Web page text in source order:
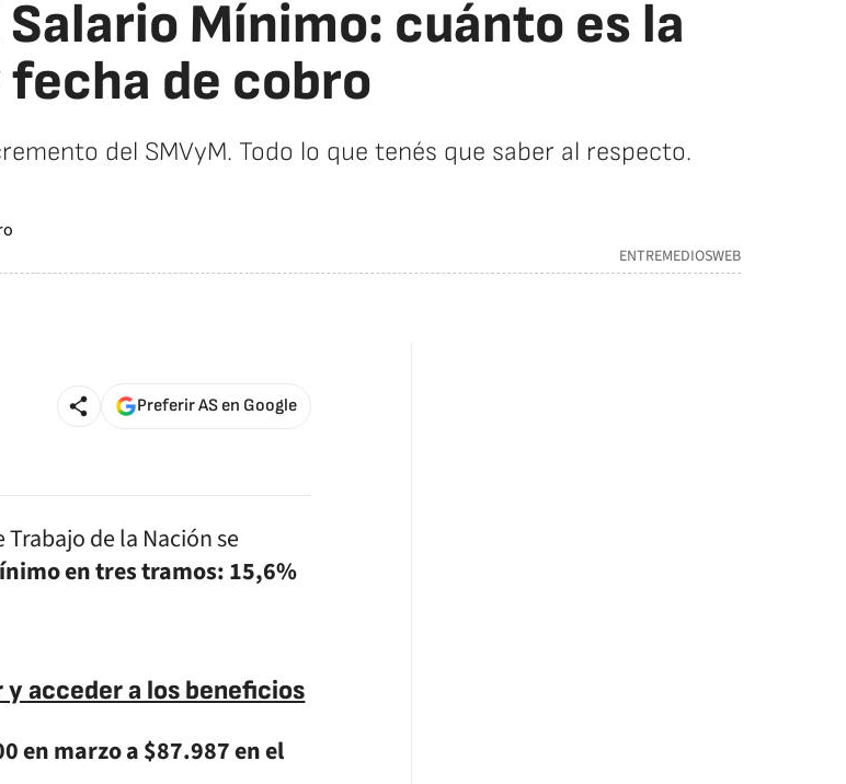
Mínimo: cuánto es la
fecha de cobro
del SMVyM. Todo lo que tenés que saber al respecto.
ENTREMEDIOSWEB
Preferir AS en Google
de la Nación se
en tres tramos: 15,6%
acceder a los beneficios
en marzo a $87.987 en el